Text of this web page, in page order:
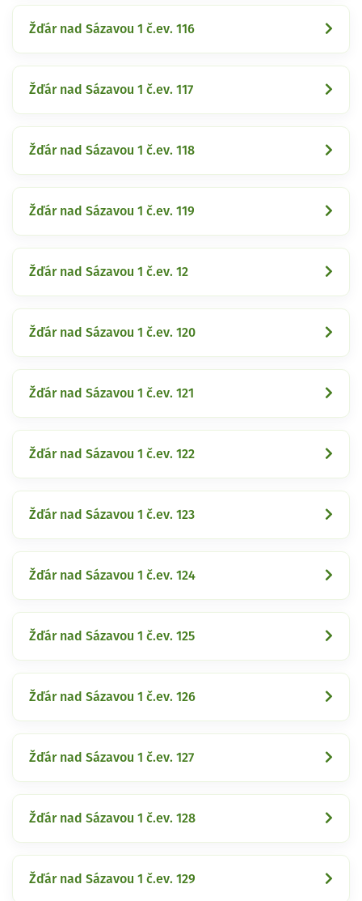
Žďár nad Sázavou 1 č.ev. 116
Žďár nad Sázavou 1 č.ev. 117
Žďár nad Sázavou 1 č.ev. 118
Žďár nad Sázavou 1 č.ev. 119
Žďár nad Sázavou 1 č.ev. 12
Žďár nad Sázavou 1 č.ev. 120
Žďár nad Sázavou 1 č.ev. 121
Žďár nad Sázavou 1 č.ev. 122
Žďár nad Sázavou 1 č.ev. 123
Žďár nad Sázavou 1 č.ev. 124
Žďár nad Sázavou 1 č.ev. 125
Žďár nad Sázavou 1 č.ev. 126
Žďár nad Sázavou 1 č.ev. 127
Žďár nad Sázavou 1 č.ev. 128
Žďár nad Sázavou 1 č.ev. 129